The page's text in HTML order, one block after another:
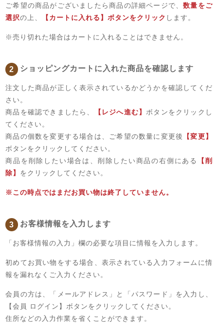
ご希望の商品がございましたら商品の詳細ページで、数量をご
選択の上、 【カートに入れる】ボタンをクリック します。
※売り切れた場合はカートに入れることはできません。
2 ショッピングカートに入れた商品を確認します
注文した商品が正しく表示されているかどうかを確認してくだ
さい。
商品を確認できましたら、
【レジへ進む】 ボタンをクリックし
てください。
商品の個数を変更する場合は、ご希望の数量に変更後
【変更】
ボタンをクリックしてください。
商品を削除したい場合は、削除したい商品の右側にある
【削
除】 をクリックしてください。
※この時点ではまだお買い物は終了していません。
3 お客様情報を入力します
「お客様情報の入力」欄の必要な項目に情報を入力します。
初めてお買い物をする場合、表示されている入力フォームに情
報を漏れなくご入力ください。
会員の方は、「メールアドレス」と「パスワード」を入力し、
【会員 ログイン】ボタンをクリックしてください。
住所などの入力作業を省くことができます。